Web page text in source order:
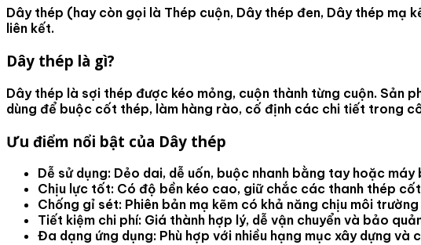
Dây thép (hay còn gọi là Thép cuộn, Dây thép đen, Dây thép mạ
liên kết.
Dây thép là gì?
Dây thép là sợi thép được kéo mỏng, cuộn thành từng cuộn.
dùng để buộc cốt thép, làm hàng rào, cố định các chi tiết trong
Ưu điểm nổi bật của Dây thép
Dễ sử dụng: Dẻo dai, dễ uốn, buộc nhanh bằng tay hoặc máy
Chịu lực tốt: Có độ bền kéo cao, giữ chắc các thanh thép
Chống gỉ sét: Phiên bản mạ kẽm có khả năng chịu môi
Tiết kiệm chi phí: Giá thành hợp lý, dễ vận chuyển và bảo
Đa dạng ứng dụng: Phù hợp với nhiều hạng mục xây dựng và